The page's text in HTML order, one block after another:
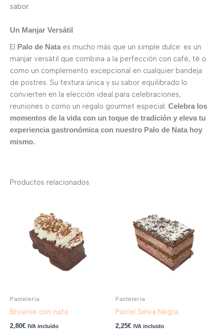
sabor.
Un Manjar Versátil
El Palo de Nataes mucho más que un simple dulce: es un
manjar versátil que combina a la perfección con café, té o
como un complemento excepcional en cualquier bandeja
de postres. Su textura única y su sabor equilibrado lo
convierten en la elección ideal para celebraciones,
reuniones o como un regalo gourmet especial. Celebra los
momentos de la vida con un toque de tradición y eleva tu
experiencia gastronómica con nuestro Palo de Nata hoy
mismo.
Productos relacionados
Pastelería
Brownie con nata
2,80€ IVA incluido
Pastelería
Pastel Selva Negra
2,25€ IVA incluido